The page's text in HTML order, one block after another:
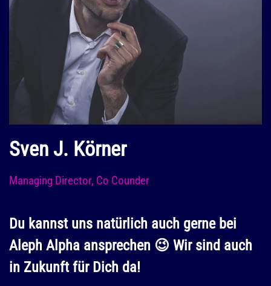
Sven J. Körner
Managing Director, Co Counder
Du kannst uns natürlich auch gerne bei
Aleph Alpha ansprechen 😉 Wir sind auch
in Zukunft für Dich da!